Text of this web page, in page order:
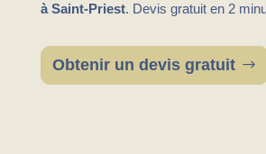
à Saint-Priest. Devis gratuit en 2
Obtenir un devis gratuit